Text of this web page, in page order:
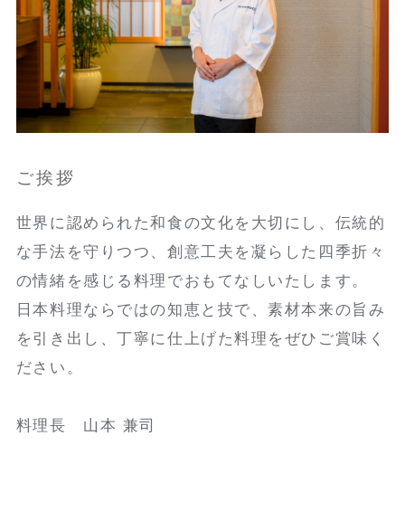
ご挨拶
世界に認められた和食の文化を大切にし、伝統的
な手法を守りつつ、創意工夫を凝らした四季折々
の情緒を感じる料理でおもてなしいたします。
日本料理ならではの知恵と技で、素材本来の旨み
を引き出し、丁寧に仕上げた料理をぜひご賞味く
ださい。
料理長 山本 兼司